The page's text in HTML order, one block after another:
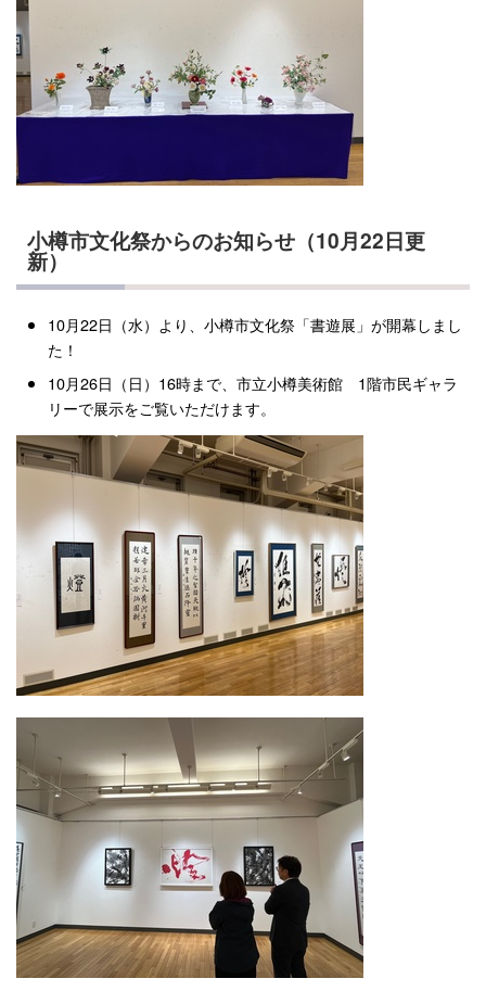
小樽市文化祭からのお知らせ（10月22日更
新）
10月22日（水）より、小樽市文化祭「書遊展」が開幕しまし
た！
10月26日（日）16時まで、市立小樽美術館 1階市民ギャラ
リーで展示をご覧いただけます。